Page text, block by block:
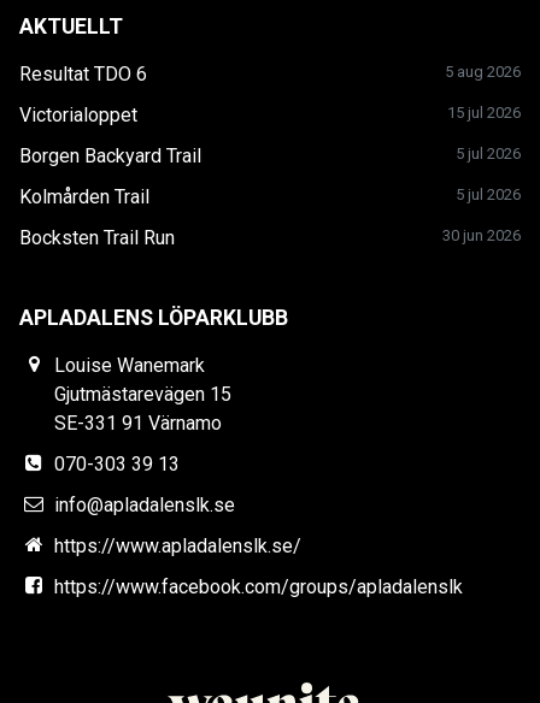
AKTUELLT
Resultat TDO 6 5 aug 2026
Victorialoppet 15 jul 2026
Borgen Backyard Trail 5 jul 2026
Kolmården Trail 5 jul 2026
Bocksten Trail Run 30 jun 2026
APLADALENS LÖPARKLUBB
Louise Wanemark
Gjutmästarevägen 15
SE-331 91 Värnamo
070-303 39 13
info@apladalenslk.se
https://www.apladalenslk.se/
https://www.facebook.com/groups/apladalenslk